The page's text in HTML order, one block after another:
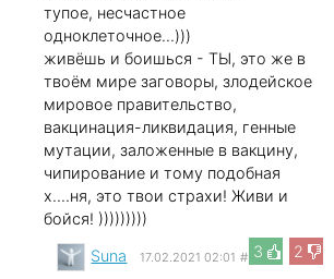
тупое, несчастное
одноклеточное...)))
живёшь и боишься - ТЫ, это же в
твоём мире заговоры, злодейское
мировое правительство,
вакцинация-ликвидация, генные
мутации, заложенные в вакцину,
чипирование и тому подобная
х....ня, это твои страхи! Живи и
бойся! )))))))))
3
2
Suna 17.02.2021 02:01 #